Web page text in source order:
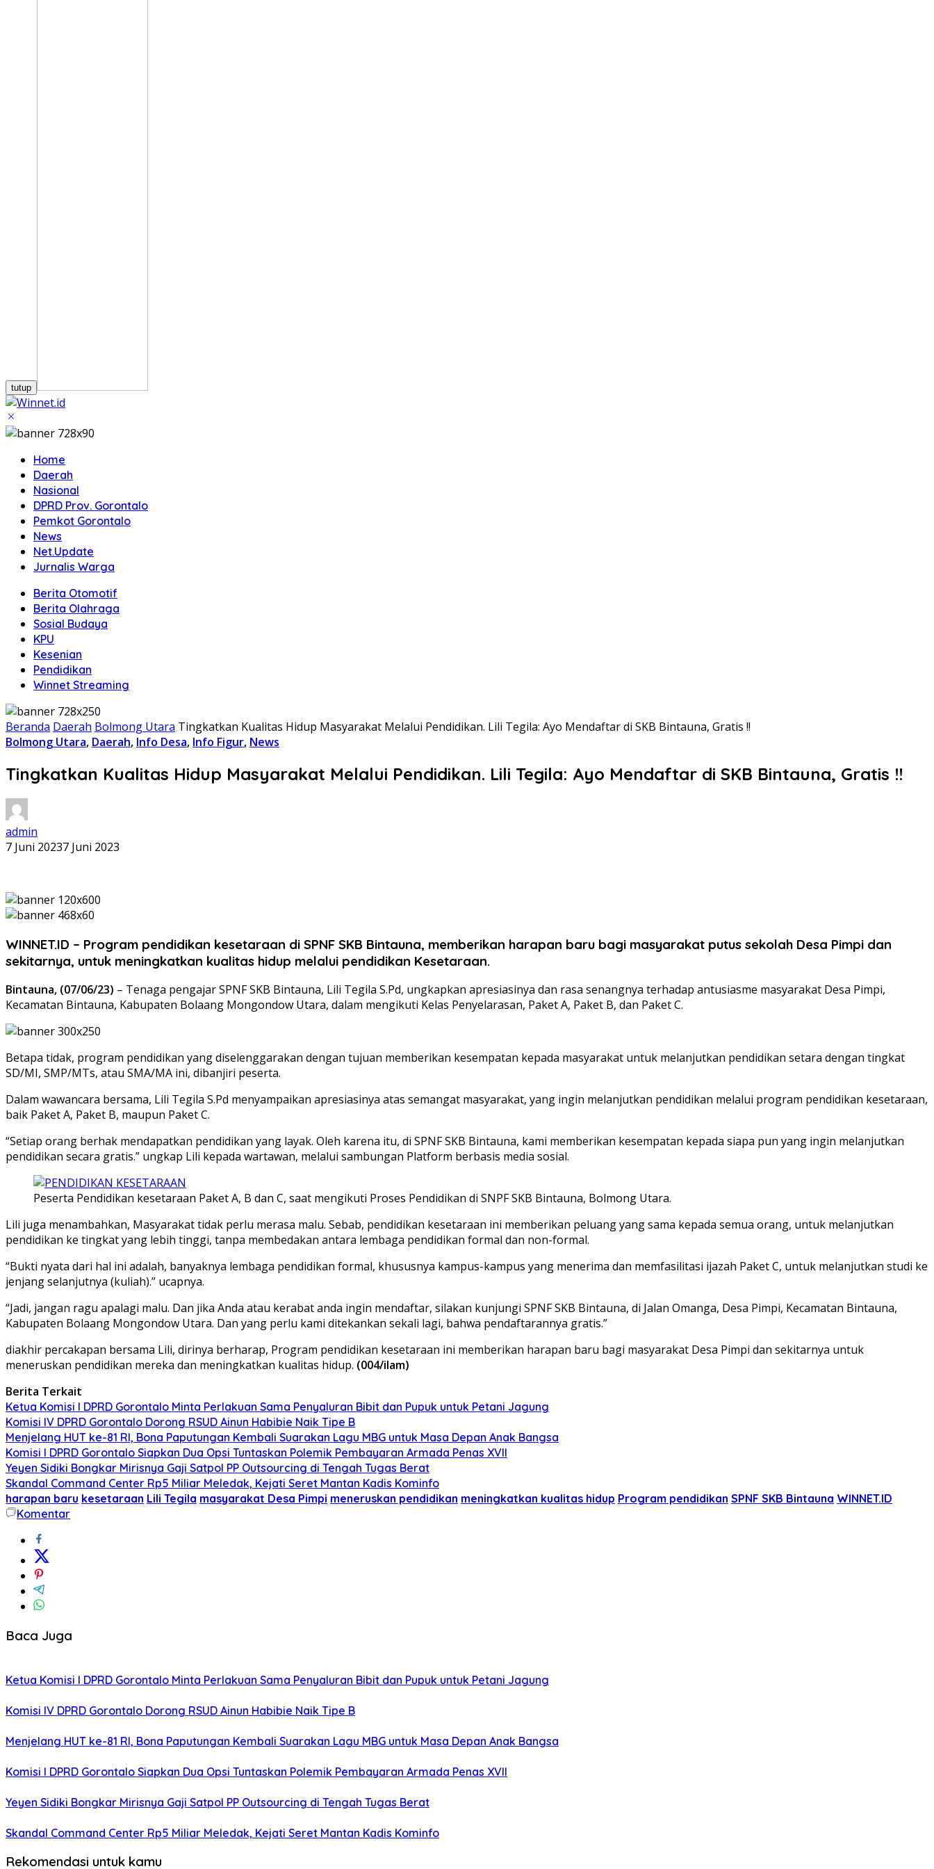
tutup
Home
Daerah
Nasional
DPRD Prov. Gorontalo
Pemkot Gorontalo
News
Net.Update
Jurnalis Warga
Berita Otomotif
Berita Olahraga
Sosial Budaya
KPU
Kesenian
Pendidikan
Winnet Streaming
Beranda Daerah Bolmong Utara Tingkatkan Kualitas Hidup Masyarakat Melalui Pendidikan. Lili Tegila: Ayo Mendaftar di SKB Bintauna, Gratis !!
Bolmong Utara, Daerah, Info Desa, Info Figur, News
Tingkatkan Kualitas Hidup Masyarakat Melalui Pendidikan. Lili Tegila: Ayo Mendaftar di SKB Bintauna, Gratis !!
admin
7 Juni 20237 Juni 2023
WINNET.ID – Program pendidikan kesetaraan di SPNF SKB Bintauna, memberikan harapan baru bagi masyarakat putus sekolah Desa Pimpi dan
sekitarnya, untuk meningkatkan kualitas hidup melalui pendidikan Kesetaraan.
Bintauna, (07/06/23) – Tenaga pengajar SPNF SKB Bintauna, Lili Tegila S.Pd, ungkapkan apresiasinya dan rasa senangnya terhadap antusiasme masyarakat Desa Pimpi,
Kecamatan Bintauna, Kabupaten Bolaang Mongondow Utara, dalam mengikuti Kelas Penyelarasan, Paket A, Paket B, dan Paket C.
Betapa tidak, program pendidikan yang diselenggarakan dengan tujuan memberikan kesempatan kepada masyarakat untuk melanjutkan pendidikan setara dengan tingkat
SD/MI, SMP/MTs, atau SMA/MA ini, dibanjiri peserta.
Dalam wawancara bersama, Lili Tegila S.Pd menyampaikan apresiasinya atas semangat masyarakat, yang ingin melanjutkan pendidikan melalui program pendidikan kesetaraan,
baik Paket A, Paket B, maupun Paket C.
“Setiap orang berhak mendapatkan pendidikan yang layak. Oleh karena itu, di SPNF SKB Bintauna, kami memberikan kesempatan kepada siapa pun yang ingin melanjutkan
pendidikan secara gratis.” ungkap Lili kepada wartawan, melalui sambungan Platform berbasis media sosial.
Peserta Pendidikan kesetaraan Paket A, B dan C, saat mengikuti Proses Pendidikan di SNPF SKB Bintauna, Bolmong Utara.
Lili juga menambahkan, Masyarakat tidak perlu merasa malu. Sebab, pendidikan kesetaraan ini memberikan peluang yang sama kepada semua orang, untuk melanjutkan
pendidikan ke tingkat yang lebih tinggi, tanpa membedakan antara lembaga pendidikan formal dan non-formal.
“Bukti nyata dari hal ini adalah, banyaknya lembaga pendidikan formal, khususnya kampus-kampus yang menerima dan memfasilitasi ijazah Paket C, untuk melanjutkan studi ke
jenjang selanjutnya (kuliah).” ucapnya.
“Jadi, jangan ragu apalagi malu. Dan jika Anda atau kerabat anda ingin mendaftar, silakan kunjungi SPNF SKB Bintauna, di Jalan Omanga, Desa Pimpi, Kecamatan Bintauna,
Kabupaten Bolaang Mongondow Utara. Dan yang perlu kami ditekankan sekali lagi, bahwa pendaftarannya gratis.”
diakhir percakapan bersama Lili, dirinya berharap, Program pendidikan kesetaraan ini memberikan harapan baru bagi masyarakat Desa Pimpi dan sekitarnya untuk
meneruskan pendidikan mereka dan meningkatkan kualitas hidup. (004/ilam)
Berita Terkait
Ketua Komisi I DPRD Gorontalo Minta Perlakuan Sama Penyaluran Bibit dan Pupuk untuk Petani Jagung
Komisi IV DPRD Gorontalo Dorong RSUD Ainun Habibie Naik Tipe B
Menjelang HUT ke-81 RI, Bona Paputungan Kembali Suarakan Lagu MBG untuk Masa Depan Anak Bangsa
Komisi I DPRD Gorontalo Siapkan Dua Opsi Tuntaskan Polemik Pembayaran Armada Penas XVII
Yeyen Sidiki Bongkar Mirisnya Gaji Satpol PP Outsourcing di Tengah Tugas Berat
Skandal Command Center Rp5 Miliar Meledak, Kejati Seret Mantan Kadis Kominfo
harapan baru kesetaraan Lili Tegila masyarakat Desa Pimpi meneruskan pendidikan meningkatkan kualitas hidup Program pendidikan SPNF SKB Bintauna WINNET.ID
Komentar
Baca Juga
Ketua Komisi I DPRD Gorontalo Minta Perlakuan Sama Penyaluran Bibit dan Pupuk untuk Petani Jagung
Komisi IV DPRD Gorontalo Dorong RSUD Ainun Habibie Naik Tipe B
Menjelang HUT ke-81 RI, Bona Paputungan Kembali Suarakan Lagu MBG untuk Masa Depan Anak Bangsa
Komisi I DPRD Gorontalo Siapkan Dua Opsi Tuntaskan Polemik Pembayaran Armada Penas XVII
Yeyen Sidiki Bongkar Mirisnya Gaji Satpol PP Outsourcing di Tengah Tugas Berat
Skandal Command Center Rp5 Miliar Meledak, Kejati Seret Mantan Kadis Kominfo
Rekomendasi untuk kamu